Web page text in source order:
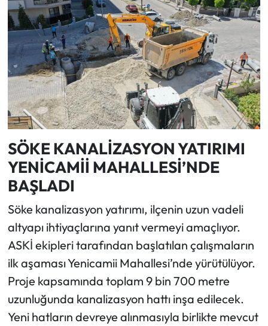
SÖKE KANALİZASYON YATIRIMI
YENİCAMİİ MAHALLESİ’NDE
BAŞLADI
Söke kanalizasyon yatırımı, ilçenin uzun vadeli
altyapı ihtiyaçlarına yanıt vermeyi amaçlıyor.
ASKİ ekipleri tarafından başlatılan çalışmaların
ilk aşaması Yenicamii Mahallesi’nde yürütülüyor.
Proje kapsamında toplam 9 bin 700 metre
uzunluğunda kanalizasyon hattı inşa edilecek.
Yeni hatların devreye alınmasıyla birlikte mevcut